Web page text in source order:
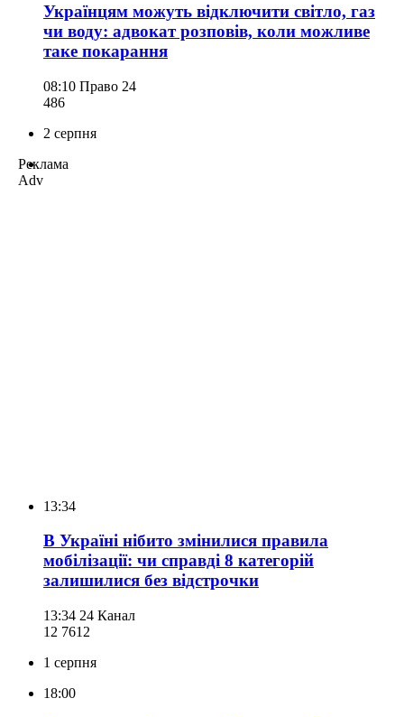
Українцям можуть відключити світло, газ
чи воду: адвокат розповів, коли можливе
таке покарання
08:10 Право 24
486
2 серпня
Реклама
Adv
13:34
В Україні нібито змінилися правила
мобілізації: чи справді 8 категорій
залишилися без відстрочки
13:34 24 Канал
12 761 2
1 серпня
18:00